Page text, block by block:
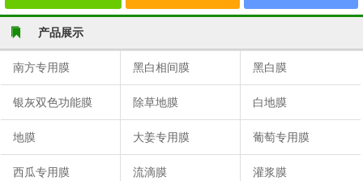
产品展示
南方专用膜 黑白相间膜 黑白膜
银灰双色功能膜 除草地膜 白地膜
地膜 大姜专用膜 葡萄专用膜
西瓜专用膜 流滴膜 灌浆膜